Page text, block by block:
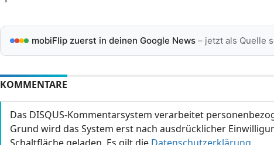
mobiFlip zuerst in deinen Google News– jetzt als Quelle
KOMMENTARE
Das DISQUS-Kommentarsystem verarbeitet
Grund wird das System erst nach ausdrücklicher
Schaltfläche geladen. Es gilt die Datenschutzerklärung.